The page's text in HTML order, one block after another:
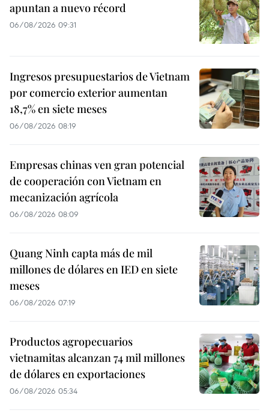
apuntan a nuevo récord
06/08/2026 09:31
Ingresos presupuestarios de Vietnam
por comercio exterior aumentan
18,7% en siete meses
06/08/2026 08:19
Empresas chinas ven gran potencial
de cooperación con Vietnam en
mecanización agrícola
06/08/2026 08:09
Quang Ninh capta más de mil
millones de dólares en IED en siete
meses
06/08/2026 07:19
Productos agropecuarios
vietnamitas alcanzan 74 mil millones
de dólares en exportaciones
06/08/2026 05:34